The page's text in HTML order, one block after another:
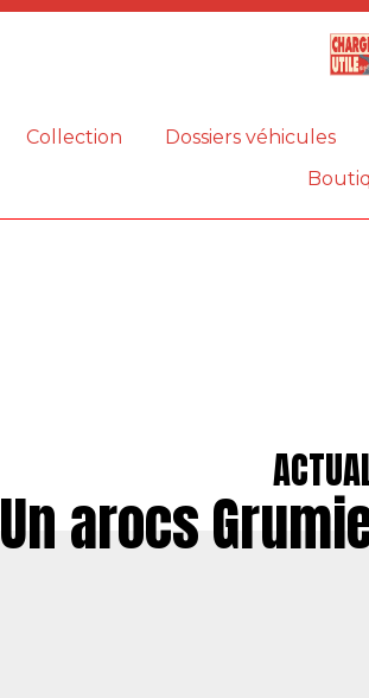
Collection Dossiers véhicules
Un arocs